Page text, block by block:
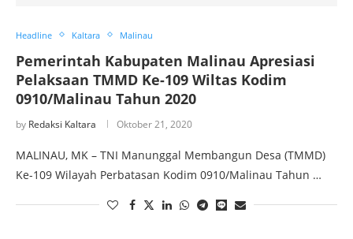
Headline Kaltara Malinau
Pemerintah Kabupaten Malinau Apresiasi
Pelaksaan TMMD Ke-109 Wiltas Kodim
0910/Malinau Tahun 2020
by Redaksi Kaltara Oktober 21, 2020
MALINAU, MK – TNI Manunggal Membangun Desa (TMMD)
Ke-109 Wilayah Perbatasan Kodim 0910/Malinau Tahun …